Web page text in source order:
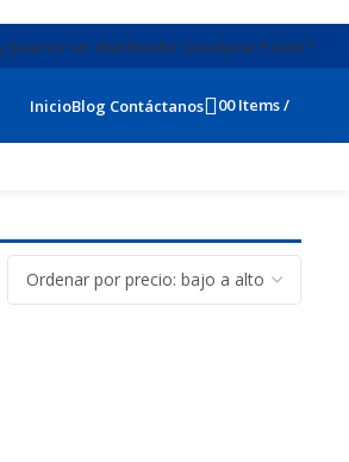
¿Quieres ser distribuidor Goodyear Power?
InicioBlog Contáctanos 00Items/